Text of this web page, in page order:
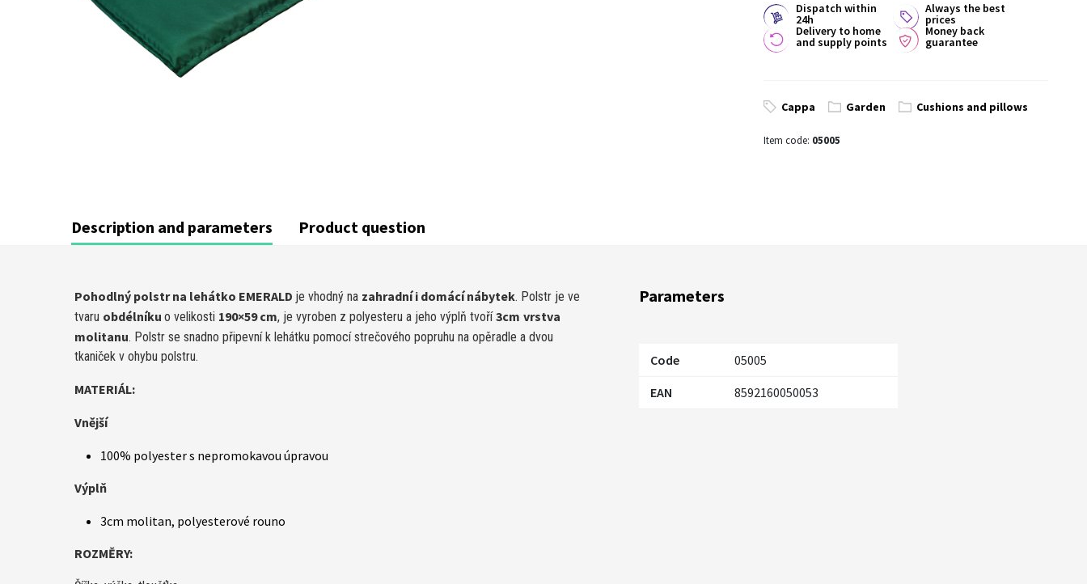
Dispatch within
24h
Always the best
prices
Delivery to home
and supply points
Money back
guarantee
Cappa Garden Cushions and pillows
Item code: 05005
Description and parameters Product question
Pohodlný polstr na lehátko EMERALD je vhodný na zahradní i domácí nábytek. Polstr je ve
tvaru obdélníku o ve­likosti 190×59 cm, je vyroben z polyesteru a jeho výplň tvoří3cm vrst­va
molitanu. Polstr se snadno připevní k lehátku pomocí strečového popruhu na opěradle a dvou
tkaniček v ohybu polstru.
MATERIÁL:
Vnější
100% polyester s nepromokavou úpravou
Výplň
3cm molitan, polyesterové rouno
ROZMĚRY:
Parameters
Code
05005
EAN
8592160050053